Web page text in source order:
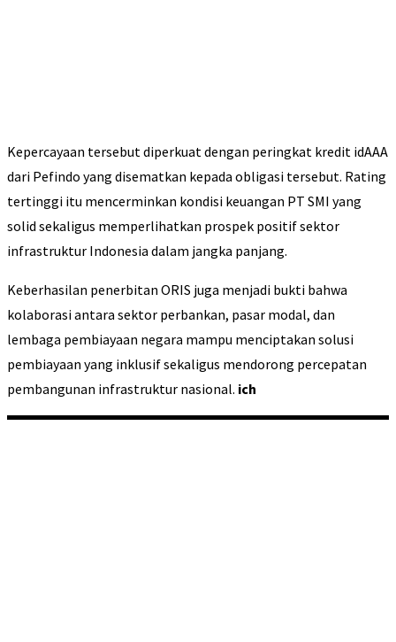
Kepercayaan tersebut diperkuat dengan peringkat kredit idAAA
dari Pefindo yang disematkan kepada obligasi tersebut. Rating
tertinggi itu mencerminkan kondisi keuangan PT SMI yang
solid sekaligus memperlihatkan prospek positif sektor
infrastruktur Indonesia dalam jangka panjang.
Keberhasilan penerbitan ORIS juga menjadi bukti bahwa
kolaborasi antara sektor perbankan, pasar modal, dan
lembaga pembiayaan negara mampu menciptakan solusi
pembiayaan yang inklusif sekaligus mendorong percepatan
pembangunan infrastruktur nasional. ich